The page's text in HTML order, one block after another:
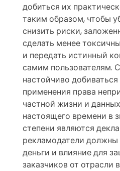
добиться их
таким образом, чтобы
снизить риски,
сделать менее
и передать истинный
самим пользователям.
настойчиво
применения права
частной жизни и
настоящего времени в
степени являются
рекламодатели должны
деньги и влияние для
заказчиков от отрасли